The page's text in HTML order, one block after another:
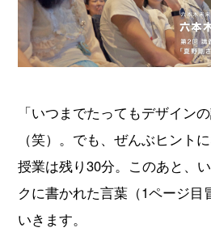
「いつまでたってもデザイン
（笑）。でも、ぜんぶヒント
授業は残り30分。このあと、
クに書かれた言葉（1ページ目
いきます。